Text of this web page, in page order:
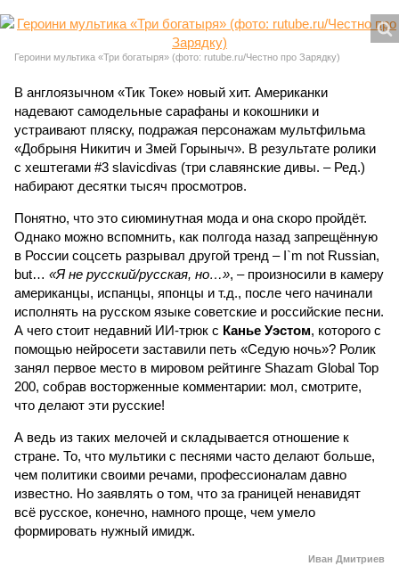
Героини мультика «Три богатыря» (фото: rutube.ru/Честно про Зарядку)
В англоязычном «Тик Токе» новый хит. Американки
надевают самодельные сарафаны и кокошники и
устраивают пляску, подражая персонажам мультфильма
«Добрыня Никитич и Змей Горыныч». В результате ролики
с хештегами #3 slavicdivas (три славянские дивы. – Ред.)
набирают десятки тысяч просмотров.
Понятно, что это сиюминутная мода и она скоро пройдёт.
Однако можно вспомнить, как полгода назад запрещённую
в России соцсеть разрывал другой тренд – I`m not Russian,
but… «Я не русский/русская, но…», – произносили в камеру
американцы, испанцы, японцы и т.д., после чего начинали
исполнять на русском языке советские и российские песни.
А чего стоит недавний ИИ-трюк с Канье Уэстом, которого с
помощью нейросети заставили петь «Седую ночь»? Ролик
занял первое место в мировом рейтинге Shazam Global Top
200, собрав восторженные комментарии: мол, смотрите,
что делают эти русские!
А ведь из таких мелочей и складывается отношение к
стране. То, что мультики с песнями часто делают больше,
чем политики своими речами, профессионалам давно
известно. Но заявлять о том, что за границей ненавидят
всё русское, конечно, намного проще, чем умело
формировать нужный имидж.
Иван Дмитриев